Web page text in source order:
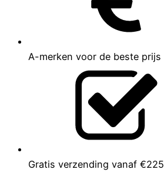
A-merken voor de beste prijs
Gratis verzending vanaf €225